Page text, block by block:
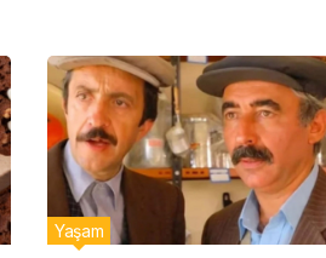
Yaşam